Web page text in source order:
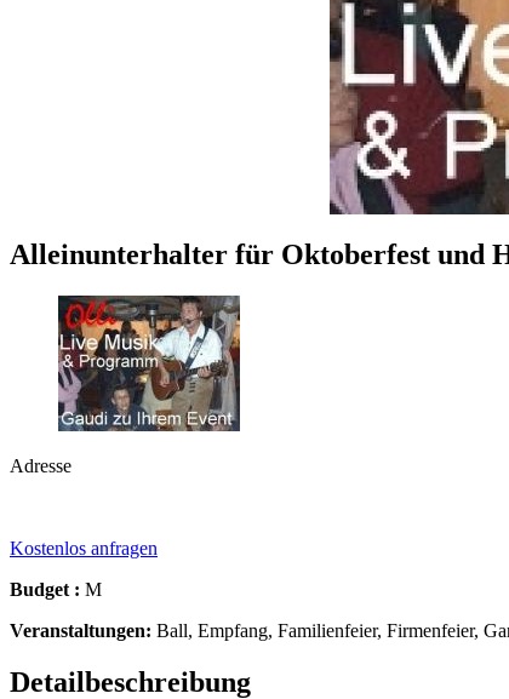
Alleinunterhalter für Oktoberfest und
Adresse
Kostenlos anfragen
Budget : M
Veranstaltungen: Ball, Empfang, Familienfeier, Firmenfeier,
Detailbeschreibung